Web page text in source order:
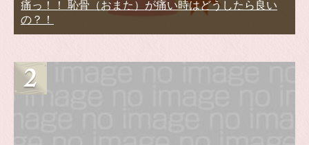
痛っ！！ 恥骨（おまた）が痛い時はどうしたら良い
の？！